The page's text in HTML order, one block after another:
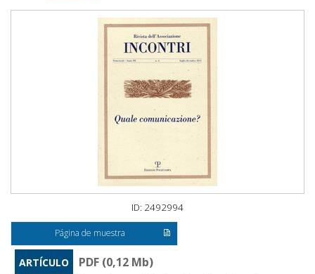
ID: 2492994
Página de muestra
ARTÍCULO
PDF (0,12 Mb)